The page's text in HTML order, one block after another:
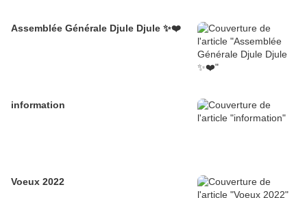
Assemblée Générale Djule Djule ✨❤️
information
Voeux 2022